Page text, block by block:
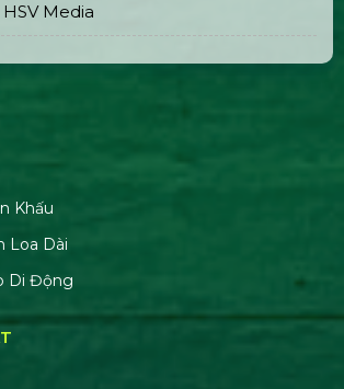
HSV Media
Khấu
Loa Dài
Di Động